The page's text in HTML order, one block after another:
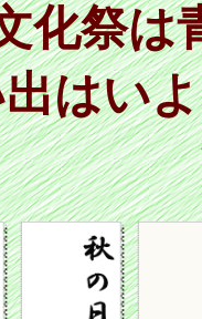
化祭は
はい